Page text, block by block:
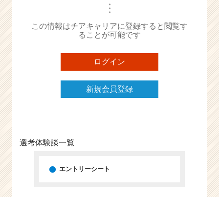
r）
・・・
この情報はチアキャリアに登録すると閲覧す
ることが可能です
ログイン
新規会員登録
選考体験談一覧
エントリーシート